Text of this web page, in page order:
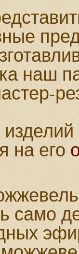
наш
на его
само